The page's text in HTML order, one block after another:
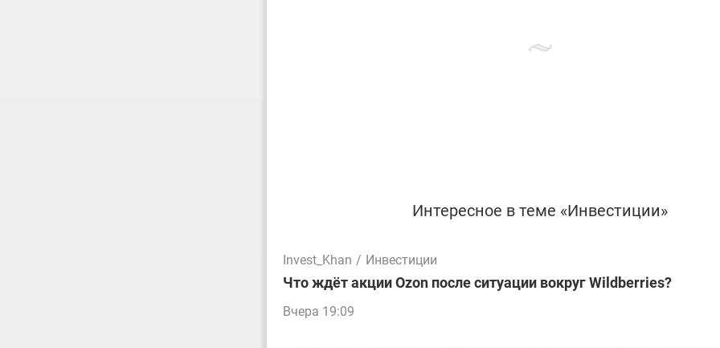
Интересное в теме «Инвестиции»
Invest_Khan / Инвестиции
Что ждёт акции Ozon после ситуации вокруг Wildberries?
Вчера 19:09